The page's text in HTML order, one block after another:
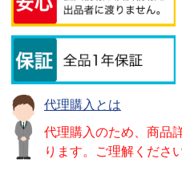
代理購入とは
代理購入のため、商品
ります。ご理解ください